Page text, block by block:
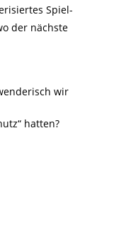
Spiel-
der nächste
wir
hatten?